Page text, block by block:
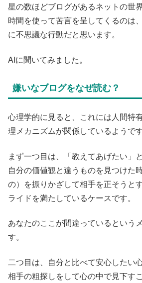
星の数ほどブログがあるネットの世
時間を使って苦言を呈してくるのは
に不思議な行動だと思います。
AIに聞いてみました。
嫌いなブログをなぜ読む？
心理学的に見ると、これには人間特
理メカニズムが関係しているようです
まず一つ目は、「教えてあげたい」
自分の価値観と違うものを見つけた
の）を振りかざして相手を正そうと
ライドを満たしているケースです。
あなたのここが間違っているという
す。
二つ目は、自分と比べて安心したい心
相手の粗探しをして心の中で見下す